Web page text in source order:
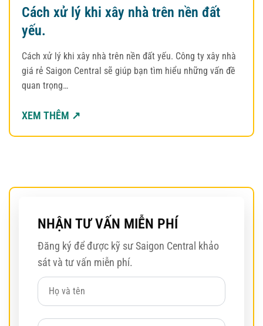
Cách xử lý khi xây nhà trên nền đất
yếu.
Cách xử lý khi xây nhà trên nền đất yếu. Công ty xây nhà
giá rẻ Saigon Central sẽ giúp bạn tìm hiểu những vấn đề
quan trọng…
XEM THÊM ↗
NHẬN TƯ VẤN MIỄN PHÍ
Đăng ký để được kỹ sư Saigon Central khảo
sát và tư vấn miễn phí.